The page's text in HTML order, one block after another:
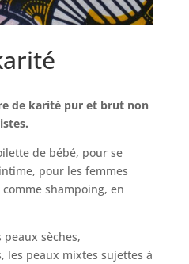
de karité pur et brut non
de bébé, pour se
pour les femmes
shampoing, en
sèches,
les peaux mixtes sujettes à